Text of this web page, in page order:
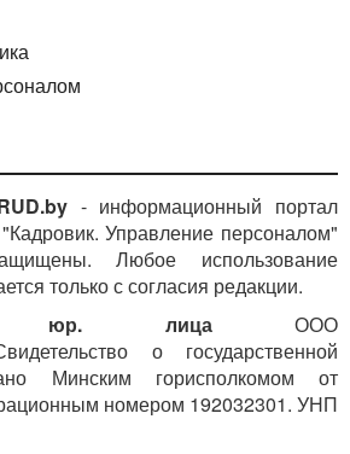
- информационный портал
Управление персоналом"
Любое использование
только с согласия редакции.
юр. лицаООО
о государственной
Минским горисполкомом от
номером 192032301. УНП